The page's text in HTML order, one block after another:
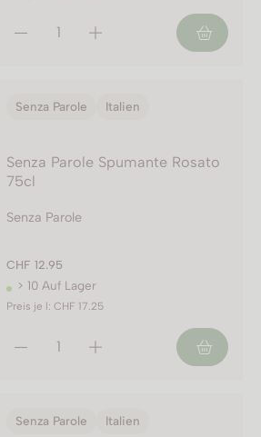
Senza Parole Italien
Senza Parole Spumante Rosato
75cl
Senza Parole
CHF 12.95
> 10 Auf Lager
Preis je l: CHF 17.25
Senza Parole Italien